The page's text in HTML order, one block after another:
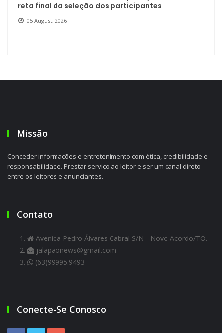
reta final da seleção dos participantes
05 August, 2026
Missão
Conceder informações e entretenimento com ética, credibilidade e
responsabilidade. Prestar serviço ao leitor e ser um canal direto
entre os leitores e anunciantes.
Contato
Avenida Pedro Álvares Cabral S/N - Novo Acordo/TO.
jalapaonews@gmail.com
(63)99995.9493
Conecte-Se Conosco